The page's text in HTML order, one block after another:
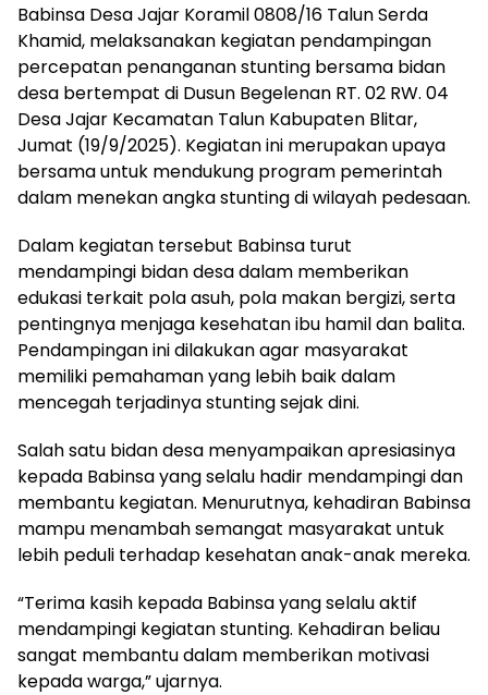
Babinsa Desa Jajar Koramil 0808/16 Talun Serda
Khamid, melaksanakan kegiatan pendampingan
percepatan penanganan stunting bersama bidan
desa bertempat di Dusun Begelenan RT. 02 RW. 04
Desa Jajar Kecamatan Talun Kabupaten Blitar,
Jumat (19/9/2025). Kegiatan ini merupakan upaya
bersama untuk mendukung program pemerintah
dalam menekan angka stunting di wilayah pedesaan.
Dalam kegiatan tersebut Babinsa turut
mendampingi bidan desa dalam memberikan
edukasi terkait pola asuh, pola makan bergizi, serta
pentingnya menjaga kesehatan ibu hamil dan balita.
Pendampingan ini dilakukan agar masyarakat
memiliki pemahaman yang lebih baik dalam
mencegah terjadinya stunting sejak dini.
Salah satu bidan desa menyampaikan apresiasinya
kepada Babinsa yang selalu hadir mendampingi dan
membantu kegiatan. Menurutnya, kehadiran Babinsa
mampu menambah semangat masyarakat untuk
lebih peduli terhadap kesehatan anak-anak mereka.
“Terima kasih kepada Babinsa yang selalu aktif
mendampingi kegiatan stunting. Kehadiran beliau
sangat membantu dalam memberikan motivasi
kepada warga,” ujarnya.